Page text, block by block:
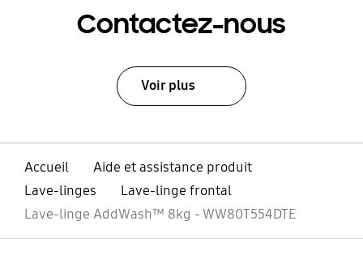
Contactez-nous
Voir plus
Accueil
Aide et assistance produit
Lave-linges
Lave-linge frontal
Lave-linge AddWash™ 8kg - WW80T554DTE